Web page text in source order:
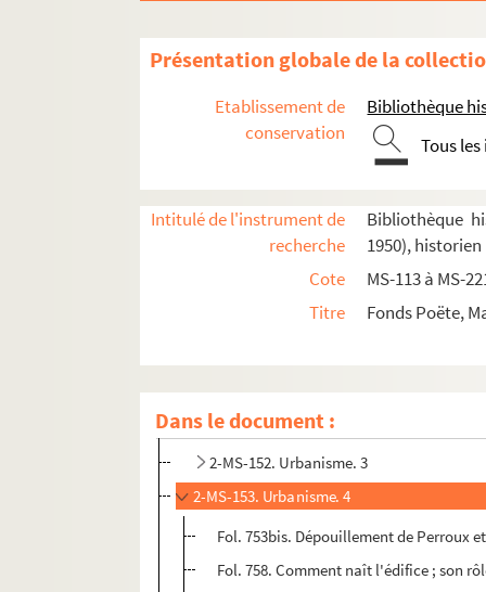
Présentation globale de la
Etablissement de
conservation
Bibliothèque
Tous
Intitulé de l'instrument de
recherche
Bibliothèque
1950), historien
Cote
MS-113 à MS-
Titre
Fonds Poëte,
Dans le document :
8-MS-4809. Marcel Poëte. Étude sur les
Marcel Poëte. Manuscrits mis au net de ses
Antiquité. Notes de travail
Moyen Âge. Notes de travail, textes
Époque moderne (XVIe-XVIIIesiècles). Notes
Époque contemporaine (1789 à nos jours).
Cours, conférences, communications,
2-MS-150. Urbanisme. 1
2-MS-151. Urbanisme. 2
2-MS-152. Urbanisme. 3
2-MS-153. Urbanisme. 4
Fol. 753bis. Dépouillement de Perroux
Fol. 758. Comment naît l'édifice ; son